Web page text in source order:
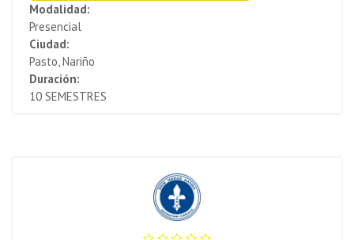
Modalidad:
Presencial
Ciudad:
Pasto, Nariño
Duración:
10 SEMESTRES